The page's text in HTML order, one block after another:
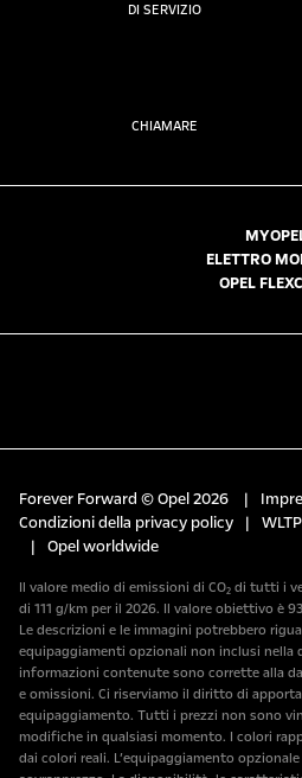
DI SERVIZIO
CHIAMARE
ELETTRO
OPEL
Forever Forward © Opel 2026 |
Condizioni della privacy policy
|
|
Opel worldwide
Il valore medio di emissioni di CO₂ di tutti i
di 111 g/km per il 2026. Il valore obiettivo è
Le descrizioni e le immagini potrebbero
equipaggiamenti opzionali non inclusi nella
informazioni contenute sono corrette alla
e omissioni. Ci riserviamo il diritto di
equipaggiamento. Tutti i prezzi non sono
modifiche in qualsiasi momento. I colori
dai colori reali. L’equipaggiamento